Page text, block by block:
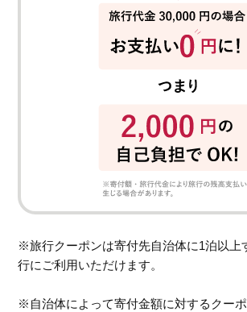
※旅行クーポンは寄付先自治体に1泊以上
行にご利用いただけます。
※自治体によって寄付金額に対するクー